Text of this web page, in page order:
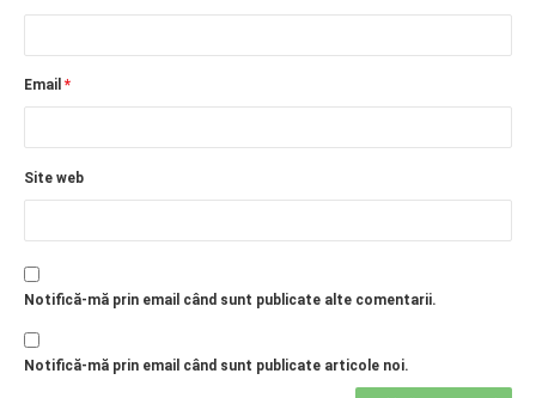
Email *
Site web
Notifică-mă prin email când sunt publicate alte comentarii.
Notifică-mă prin email când sunt publicate articole noi.